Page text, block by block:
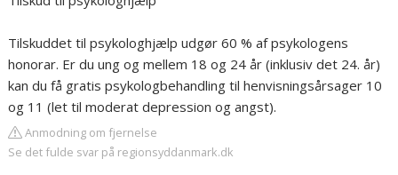
Tilskuddet til psykologhjælp udgør 60 % af psykologens
honorar. Er du ung og mellem 18 og 24 år (inklusiv det 24. år)
kan du få gratis psykologbehandling til henvisningsårsager 10
og 11 (let til moderat depression og angst).
Anmodning om fjernelse
Se det fulde svar på regionsyddanmark.dk